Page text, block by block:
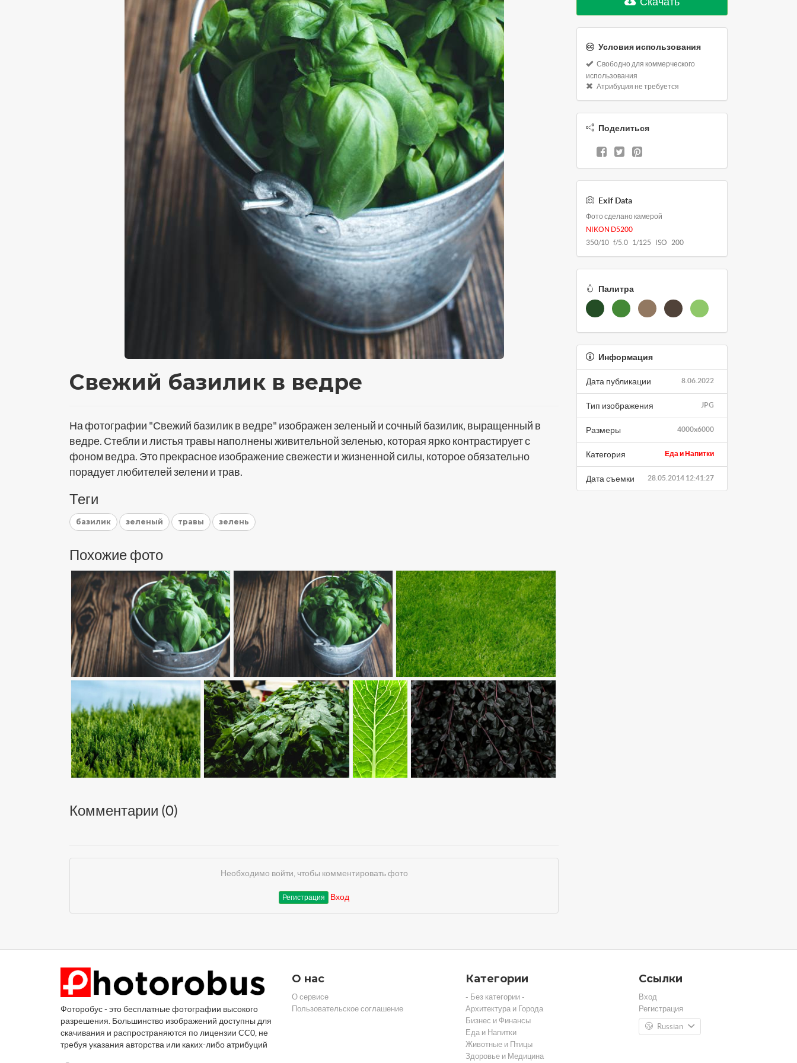
Свежий базилик в ведре
На фотографии "Свежий базилик в ведре" изображен зеленый и сочный базилик, выращенный в
ведре. Стебли и листья травы наполнены живительной зеленью, которая ярко контрастирует с
фоном ведра. Это прекрасное изображение свежести и жизненной силы, которое обязательно
порадует любителей зелени и трав.
Теги
базилик зеленый травы зелень
Похожие фото
Комментарии (0)
Необходимо войти, чтобы комментировать фото
Регистрация Вход
Условия использования
Свободно для коммерческого
использования
Атрибуция не требуется
Поделиться
Exif Data
Фото сделано камерой
NIKON D5200
350/10 f/5.0 1/125 ISO 200
Палитра
Информация
8.06.2022
Дата публикации
JPG
Тип изображения
4000x6000
Размеры
Еда и Напитки
Категория
28.05.2014 12:41:27
Дата съемки
Фоторобус - это бесплатные фотографии высокого
разрешения. Большинство изображений доступны для
скачивания и распространяются по лицензии CC0, не
требуя указания авторства или каких-либо атрибуций
О нас
О сервисе
Пользовательское соглашение
Категории
- Без категории -
Архитектура и Города
Бизнес и Финансы
Еда и Напитки
Животные и Птицы
Здоровье и Медицина
Ссылки
Вход
Регистрация
Russian